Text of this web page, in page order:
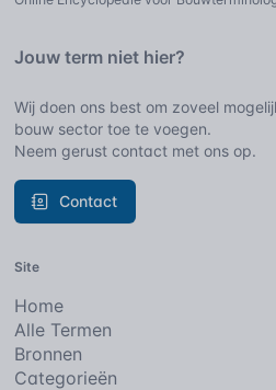
Jouw term niet hier?
Wij doen ons best om zoveel
bouw sector toe te voegen.
Neem gerust contact met ons op.
Contact
Site
Home
Alle Termen
Bronnen
Categorieën